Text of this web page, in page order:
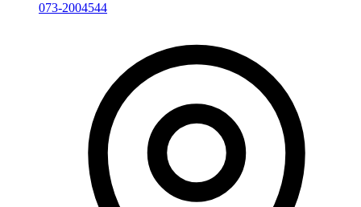
073-2004544